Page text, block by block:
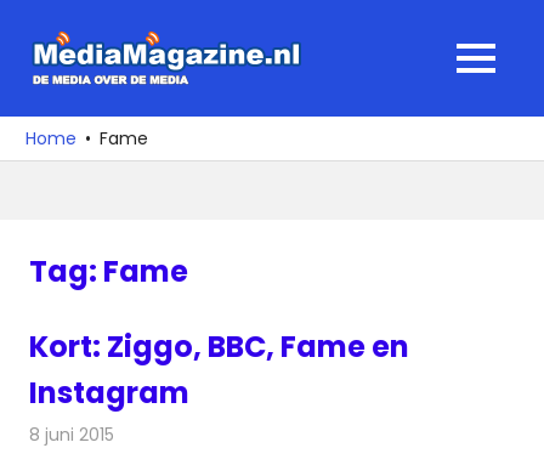
naar
media
over
MENU
Home Fame
Tag: Fame
Kort: Ziggo, BBC, Fame en
Instagram
8 juni 2015